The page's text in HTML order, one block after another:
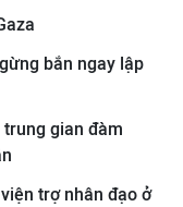
bắn ngay lập
gian đàm
trợ nhân đạo ở